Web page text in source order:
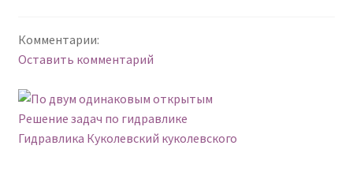
Оформление заказа
Политика конфиденциальности
Комментарии:
Оставить комментарий